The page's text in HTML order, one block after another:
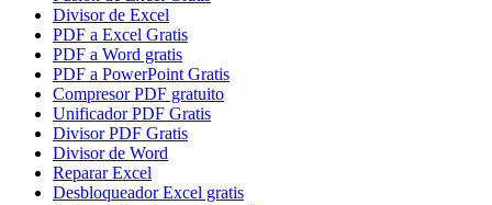
Divisor de Excel
PDF a Excel Gratis
PDF a Word gratis
PDF a PowerPoint Gratis
Compresor PDF gratuito
Unificador PDF Gratis
Divisor PDF Gratis
Divisor de Word
Reparar Excel
Desbloqueador Excel gratis